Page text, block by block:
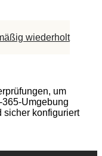
wiederholt
um
Umgebung
sicher konfiguriert